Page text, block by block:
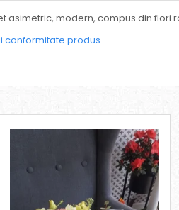
asimetric, modern, compus din flori
conformitate produs